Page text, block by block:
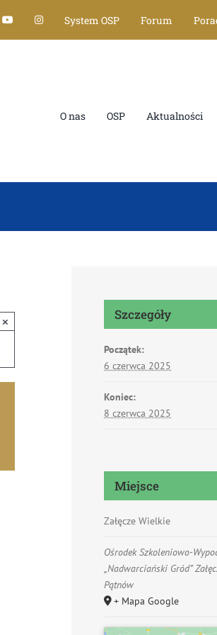
System OSP Forum
O nas OSP Aktualności
× Szczegóły
Początek:
6 czerwca 2025
Koniec:
8 czerwca 2025
Miejsce
Załęcze Wielkie
Ośrodek Szkoleniowo-
„Nadwarciański Gród”
Pątnów
+ Mapa Google